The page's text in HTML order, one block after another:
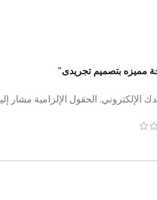
مميزه بتصميم تجريدى”
الإلكتروني. الحقول الإلزامية مشار